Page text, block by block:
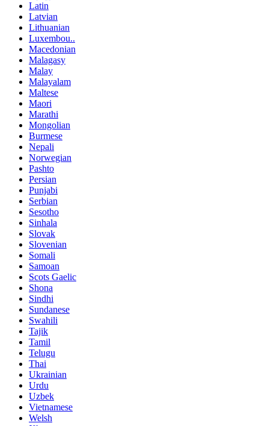
Latin
Latvian
Lithuanian
Luxembou..
Macedonian
Malagasy
Malay
Malayalam
Maltese
Maori
Marathi
Mongolian
Burmese
Nepali
Norwegian
Pashto
Persian
Punjabi
Serbian
Sesotho
Sinhala
Slovak
Slovenian
Somali
Samoan
Scots Gaelic
Shona
Sindhi
Sundanese
Swahili
Tajik
Tamil
Telugu
Thai
Ukrainian
Urdu
Uzbek
Vietnamese
Welsh